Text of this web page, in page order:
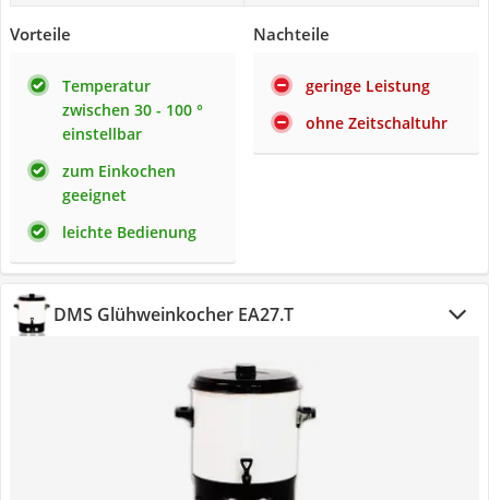
Vorteile
Temperatur
zwischen 30 - 100 °
einstellbar
zum Einkochen
geeignet
leichte Bedienung
Nachteile
geringe Leistung
ohne Zeitschaltuhr
DMS Glühweinkocher EA27.T